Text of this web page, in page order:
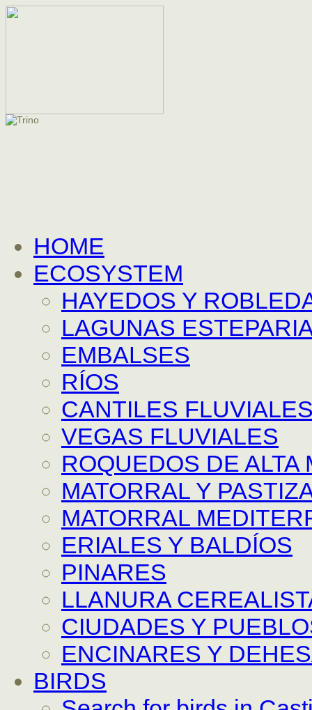
HOME
ECOSYSTEM
HAYEDOS Y
LAGUNAS
EMBALSES
RÍOS
CANTILES
VEGAS FLUVIALES
ROQUEDOS DE ALTA
MATORRAL Y
MATORRAL
ERIALES Y BALDÍOS
PINARES
LLANURA
CIUDADES Y
ENCINARES Y
BIRDS